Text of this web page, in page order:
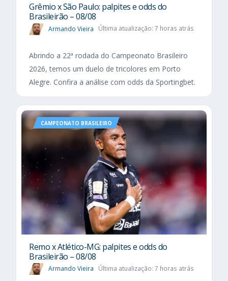
Grêmio x São Paulo: palpites e odds do
Brasileirão – 08/08
Armando Vieira Última atualização: 7 horas atrás
Abrindo a 22ª rodada do Campeonato Brasileiro
2026, temos um duelo de tricolores em Porto
Alegre. Confira a análise com odds da Sportingbet.
CAMPEONATO BRASILEIRO
Remo x Atlético-MG: palpites e odds do
Brasileirão – 08/08
Armando Vieira Última atualização: 7 horas atrás